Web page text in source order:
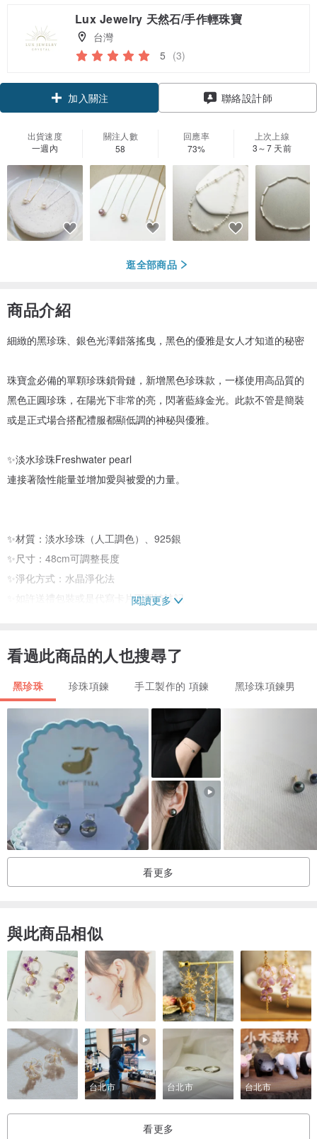
Lux Jewelry 天然石/手作輕珠寶
台灣
5 (3)
加入關注 聯絡設計師
出貨速度
一週內
關注人數
58
回應率
73%
上次上線
3～7 天前
逛全部商品
商品介紹
細緻的黑珍珠、銀色光澤錯落搖曳，黑色的優雅是女人才知道的秘密
珠寶盒必備的單顆珍珠鎖骨鏈，新增黑色珍珠款，一樣使用高品質的
黑色正圓珍珠，在陽光下非常的亮，閃著藍綠金光。此款不管是簡裝
或是正式場合搭配禮服都顯低調的神秘與優雅。
✨淡水珍珠Freshwater pearl
連接著陰性能量並增加愛與被愛的力量。
✨材質：淡水珍珠（人工調色）、925銀
✨尺寸：48cm可調整長度
✨淨化方式：水晶淨化法
✨如許送禮包裝或是代寫卡片下單請註記
閱讀更多
看過此商品的人也搜尋了
黑珍珠 珍珠項鍊 手工製作的 項鍊 黑珍珠項鍊男
看更多
與此商品相似
台北市 台北市 台北市
看更多